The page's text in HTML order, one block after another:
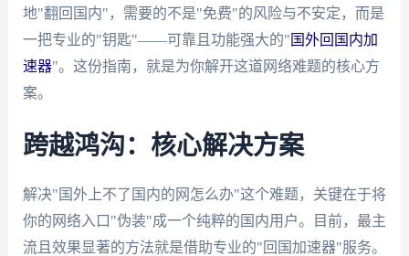
地"翻回国内"，需要的不是"免费"的风险与不安定，而是
一把专业的"钥匙"——可靠且功能强大的" 国外回国内加
速器"。这份指南，就是为你解开这道网络难题的核心方
案。
跨越鸿沟：核心解决方案
解决"国外上不了国内的网怎么办"这个难题，关键在于将
你的网络入口"伪装"成一个纯粹的国内用户。目前，最主
流且效果显著的方法就是借助专业的"回国加速器"服务。